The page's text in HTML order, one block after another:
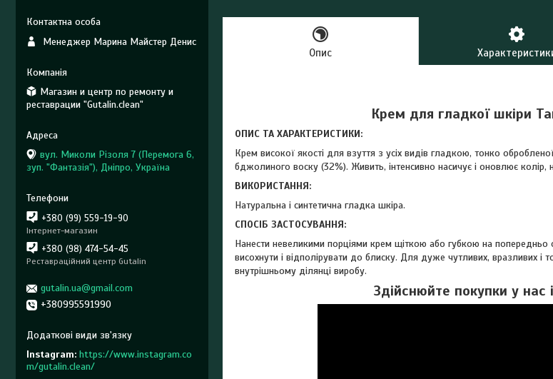
Опис
Крем для гладкої шкіри
ОПИС ТА ХАРАКТЕРИСТИКИ:
Крем високої якості для взуття з усіх видів гладкою, тонко
бджолиного воску (32%). Живить, інтенсивно насичує і оновлює колір,
ВИКОРИСТАННЯ:
Натуральна і синтетична гладка шкіра.
СПОСІБ ЗАСТОСУВАННЯ:
Нанести невеликими порціями крем щіткою або губкою на попередньо
висохнути і відполірувати до блиску. Для дуже чутливих, вразливих і
внутрішньому ділянці виробу.
Здійснюйте покупки у нас
Менеджер Марина Майстер Денис
Магазин и центр по ремонту и
реставрации "Gutalin.clean"
вул. Миколи Різоля 7 (Перемога 6,
зуп. "Фантазія"), Дніпро, Україна
+380 (99) 559-19-90
Інтернет-магазин
+380 (98) 474-54-45
Реставраційний центр Gutalin
gutalin.ua@gmail.com
+380995591990
Instagram https://www.instagram.co
m/gutalin.clean/